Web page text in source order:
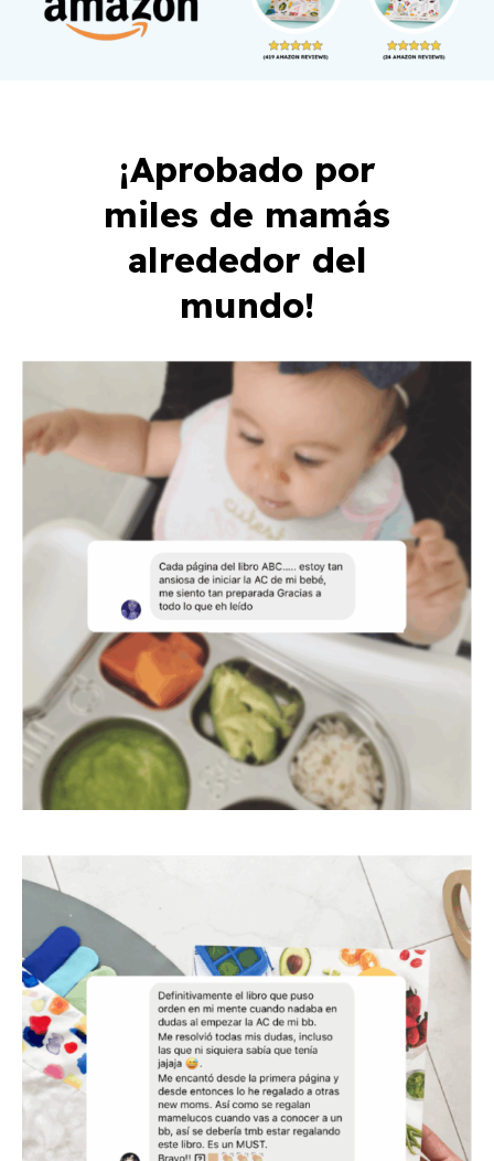
¡Aprobado por
miles de mamás
alrededor del
mundo!